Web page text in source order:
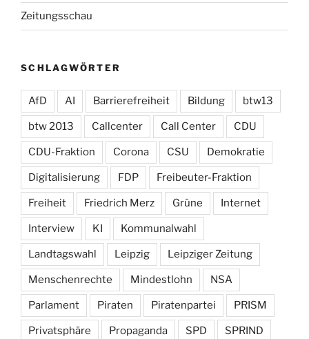
Zeitungsschau
SCHLAGWÖRTER
AfD AI Barrierefreiheit Bildung btw13
btw 2013 Callcenter Call Center CDU
CDU-Fraktion Corona CSU Demokratie
Digitalisierung FDP Freibeuter-Fraktion
Freiheit Friedrich Merz Grüne Internet
Interview KI Kommunalwahl
Landtagswahl Leipzig Leipziger Zeitung
Menschenrechte Mindestlohn NSA
Parlament Piraten Piratenpartei PRISM
Privatsphäre Propaganda SPD SPRIND